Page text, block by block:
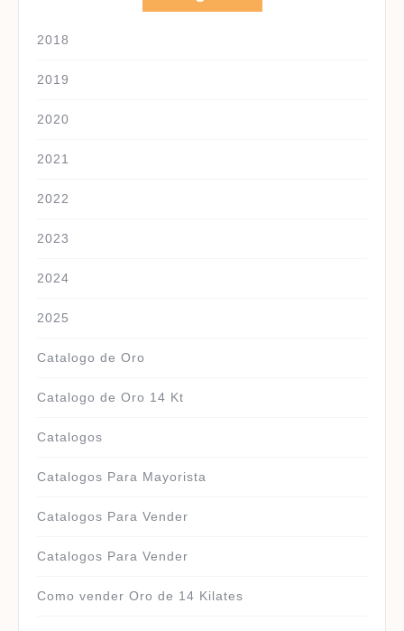
2018
2019
2020
2021
2022
2023
2024
2025
Catalogo de Oro
Catalogo de Oro 14 Kt
Catalogos
Catalogos Para Mayorista
Catalogos Para Vender
Catalogos Para Vender
Como vender Oro de 14 Kilates